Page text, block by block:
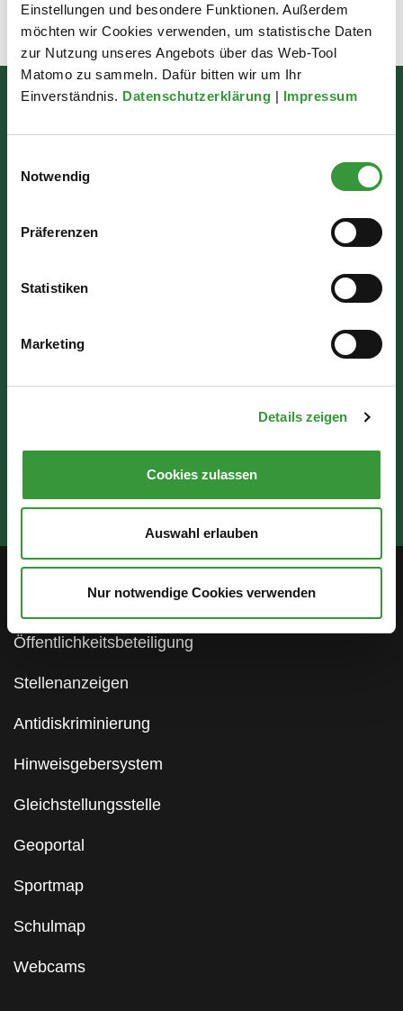
Einstellungen und besondere Funktionen. Außerdem
möchten wir Cookies verwenden, um statistische Daten
zur Nutzung unseres Angebots über das Web-Tool
Matomo zu sammeln. Dafür bitten wir um Ihr
Einverständnis. Datenschutzerklärung | Impressum
Notwendig
Präferenzen
Statistiken
Marketing
Details zeigen
Cookies zulassen
Auswahl erlauben
Nur notwendige Cookies verwenden
Zuletzt aktualisiert am: 12.05.2026
Öffentlichkeitsbeteiligung
Stellenanzeigen
Antidiskriminierung
Hinweisgebersystem
Gleichstellungsstelle
Geoportal
Sportmap
Schulmap
Webcams
Bürgerinformation
86150 Augsburg
Wir sind für Sie da:
Fr: 07:30 - 12:00 Uhr